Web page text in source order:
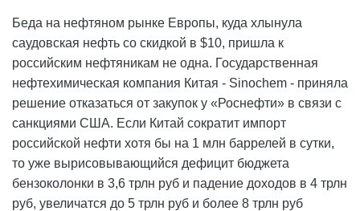
Беда на нефтяном рынке Европы, куда хлынула
саудовская нефть со скидкой в $10, пришла к
российским нефтяникам не одна. Государственная
нефтехимическая компания Китая - Sinochem - приняла
решение отказаться от закупок у «Роснефти» в связи с
санкциями США. Если Китай сократит импорт
российской нефти хотя бы на 1 млн баррелей в сутки,
то уже вырисовывающийся дефицит бюджета
бензоколонки в 3,6 трлн руб и падение доходов в 4 трлн
руб, увеличатся до 5 трлн руб и более 8 трлн руб